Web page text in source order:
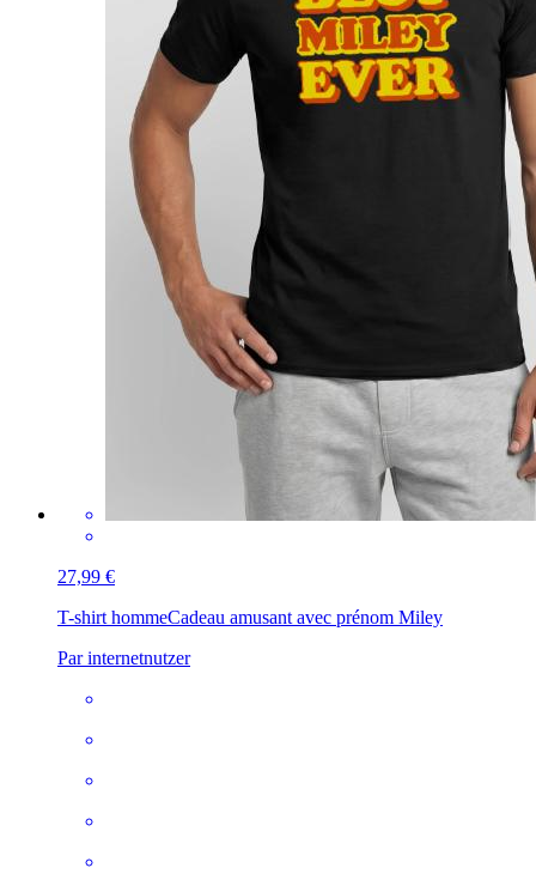
27,99 €
T-shirt hommeCadeau amusant avec prénom Miley
Par internetnutzer